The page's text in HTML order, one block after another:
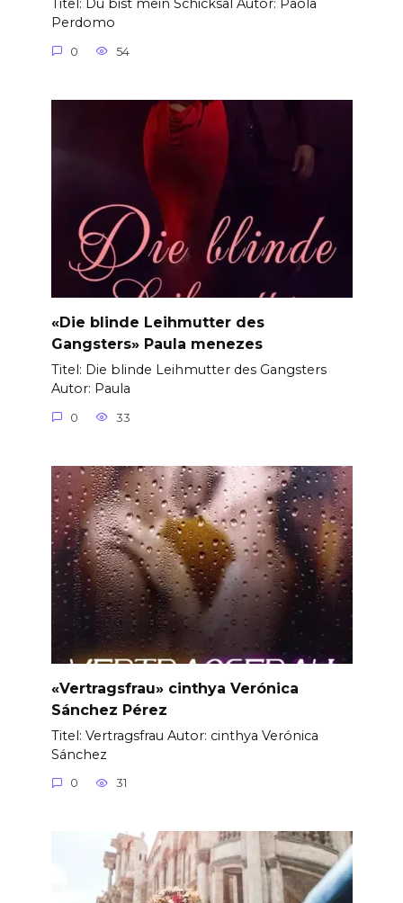
Titel: Du bist mein Schicksal Autor: Paola
Perdomo
0 54
«Die blinde Leihmutter des
Gangsters» Paula menezes
Titel: Die blinde Leihmutter des Gangsters
Autor: Paula
0 33
«Vertragsfrau» cinthya Verónica
Sánchez Pérez
Titel: Vertragsfrau Autor: cinthya Verónica
Sánchez
0 31